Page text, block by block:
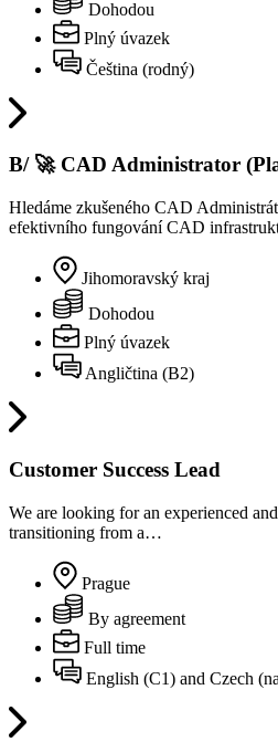
Dohodou
Plný úvazek
Čeština (rodný)
B/ 🚀 CAD Administrator
Hledáme zkušeného CAD
efektivního fungování CAD
Jihomoravský kraj
Dohodou
Plný úvazek
Angličtina (B2)
Customer Success Lead
We are looking for an experienced
transitioning from a…
Prague
By agreement
Full time
English (C1) and Czech